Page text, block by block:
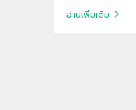
อ่านเพิ่มเติม